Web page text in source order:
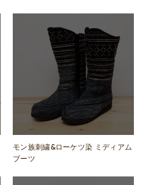
モン族刺繍&ローケツ染 ミディアム
ブーツ